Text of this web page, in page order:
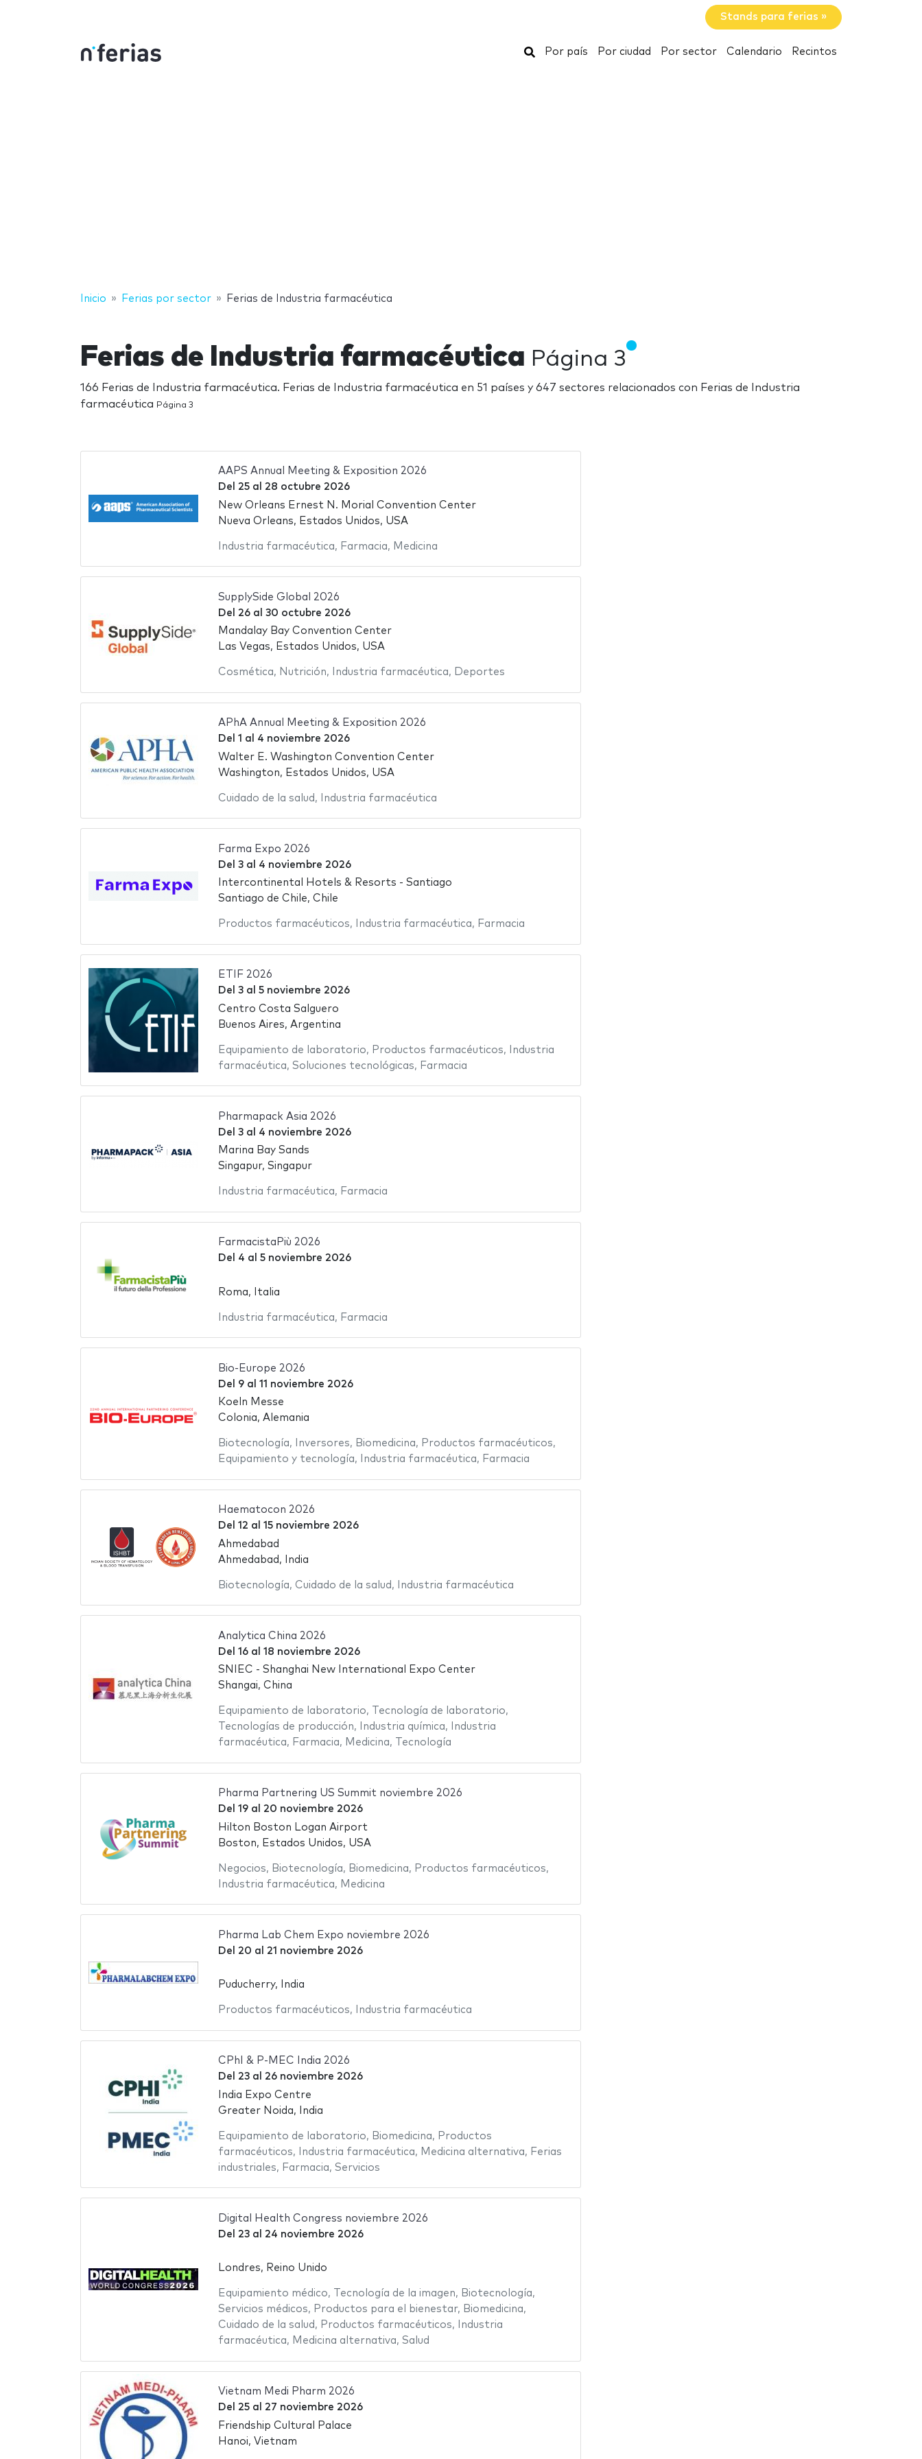
Stands para ferias »
Buscar
Por país Por ciudad Por sector Calendario Recintos
Inicio Ferias por sector Ferias de Industria farmacéutica
Ferias de Industria farmacéutica Página 3
166 Ferias de Industria farmacéutica. Ferias de Industria farmacéutica en 51 países y 647 sectores relacionados con Ferias de Industria
farmacéutica Página 3
AAPS Annual Meeting & Exposition 2026
Del 25al 28 octubre 2026
New Orleans Ernest N. Morial Convention Center
Nueva Orleans, Estados Unidos, USA
Industria farmacéutica, Farmacia, Medicina
SupplySide Global 2026
Del 26al 30 octubre 2026
Mandalay Bay Convention Center
Las Vegas, Estados Unidos, USA
Cosmética, Nutrición, Industria farmacéutica, Deportes
APhA Annual Meeting & Exposition 2026
Del 1 al 4 noviembre 2026
Walter E. Washington Convention Center
Washington, Estados Unidos, USA
Cuidado de la salud , Industria farmacéutica
Farma Expo 2026
Del 3al 4 noviembre 2026
Intercontinental Hotels & Resorts - Santiago
Santiago de Chile, Chile
Productos farmacéuticos, Industria farmacéutica, Farmacia
ETIF 2026
Del 3al 5 noviembre 2026
Centro Costa Salguero
Buenos Aires, Argentina
Equipamiento de laboratorio, Productos farmacéuticos,
Industria
farmacéutica, Soluciones tecnológicas, Farmacia
Pharmapack Asia 2026
Del 3al 4 noviembre 2026
Marina Bay Sands
Singapur, Singapur
Industria farmacéutica, Farmacia
FarmacistaPiù 2026
Del 4 al 5 noviembre 2026
Roma, Italia
Industria farmacéutica, Farmacia
Bio-Europe 2026
Del 9al 11 noviembre 2026
Koeln Messe
Colonia, Alemania
Biotecnología, Inversores, Biomedicina, Productos farmacéuticos,
Equipamiento y tecnología, Industria farmacéutica, Farmacia
Haematocon 2026
Del 12 al 15 noviembre 2026
Ahmedabad
Ahmedabad, India
Biotecnología, Cuidado de la salud , Industria farmacéutica
Analytica China 2026
Del 16al 18 noviembre 2026
SNIEC - Shanghai New International Expo Center
Shangai, China
Equipamiento de laboratorio, Tecnología de laboratorio,
Tecnologías de producción, Industria química,
Industria
farmacéutica, Farmacia, Medicina, Tecnología
Pharma Partnering US Summit noviembre 2026
Del 19al 20 noviembre 2026
Hilton Boston Logan Airport
Boston, Estados Unidos, USA
Negocios, Biotecnología, Biomedicina, Productos farmacéuticos,
Industria farmacéutica, Medicina
Pharma Lab Chem Expo noviembre 2026
Del 20 al 21 noviembre 2026
Puducherry, India
Productos farmacéuticos, Industria farmacéutica
CPhI & P-MEC India 2026
Del 23al 26 noviembre 2026
India Expo Centre
Greater Noida, India
Equipamiento de laboratorio, Biomedicina, Productos
farmacéuticos, Industria farmacéutica, Medicina alternativa, Ferias
industriales, Farmacia, Servicios
Digital Health Congress noviembre 2026
Del 23al 24 noviembre 2026
Londres, Reino Unido
Equipamiento médico, Tecnología de la imagen, Biotecnología,
Servicios médicos, Productos para el bienestar, Biomedicina,
Cuidado de la salud , Productos farmacéuticos,
Industria
farmacéutica, Medicina alternativa, Salud
Vietnam Medi Pharm 2026
Del 25al 27 noviembre 2026
Friendship Cultural Palace
Hanoi, Vietnam